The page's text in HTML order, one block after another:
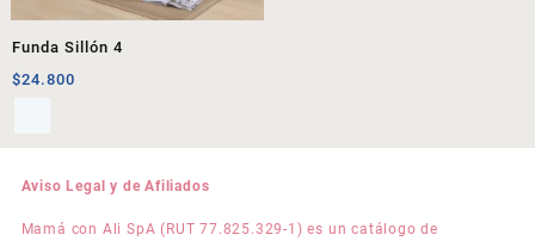
Funda Sillón 4
$24.800
Aviso Legal y de Afiliados
Mamá con Ali SpA (RUT 77.825.329-1) es un catálogo de